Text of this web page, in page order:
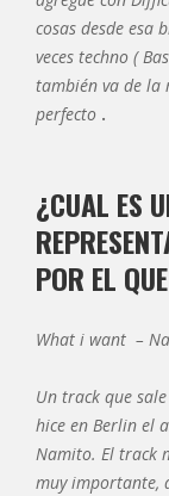
cosas desde esa
veces techno (
también va de la
perfecto .
¿CUAL ES
POR EL
What i want –
Un track que
hice en Berlin el
Namito. El track
muy importante,